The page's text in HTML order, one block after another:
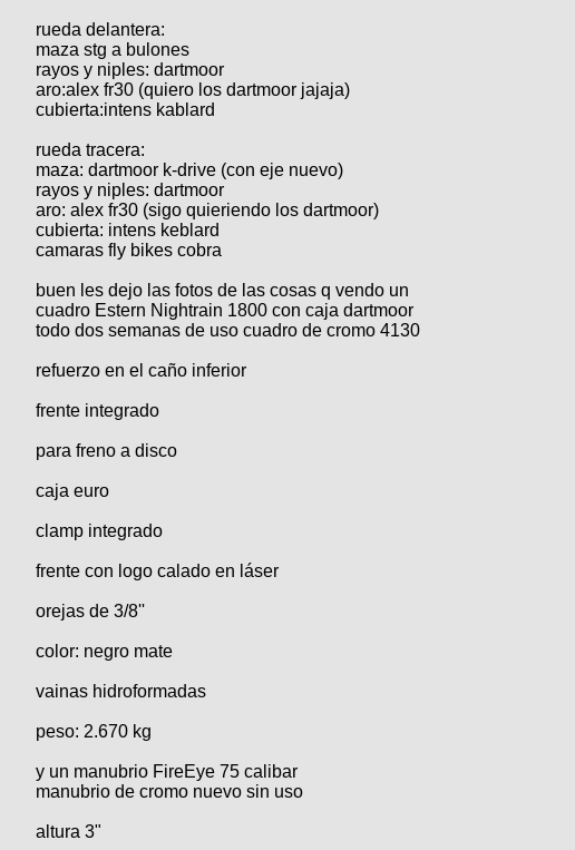
rueda delantera:
maza stg a bulones
rayos y niples: dartmoor
aro:alex fr30 (quiero los dartmoor jajaja)
cubierta:intens kablard
rueda tracera:
maza: dartmoor k-drive (con eje nuevo)
rayos y niples: dartmoor
aro: alex fr30 (sigo quieriendo los dartmoor)
cubierta: intens keblard
camaras fly bikes cobra
buen les dejo las fotos de las cosas q vendo un
cuadro Estern Nightrain 1800 con caja dartmoor
todo dos semanas de uso cuadro de cromo 4130
refuerzo en el caño inferior
frente integrado
para freno a disco
caja euro
clamp integrado
frente con logo calado en láser
orejas de 3/8''
color: negro mate
vainas hidroformadas
peso: 2.670 kg
y un manubrio FireEye 75 calibar
manubrio de cromo nuevo sin uso
altura 3"